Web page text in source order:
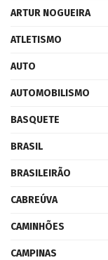
ARTUR NOGUEIRA
ATLETISMO
AUTO
AUTOMOBILISMO
BASQUETE
BRASIL
BRASILEIRÃO
CABREÚVA
CAMINHÕES
CAMPINAS